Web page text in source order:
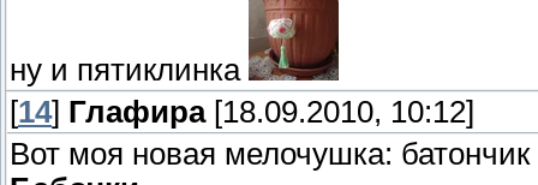
ну и пятиклинка
[14] Глафира[18.09.2010, 10:12]
Вот моя новая мелочушка: